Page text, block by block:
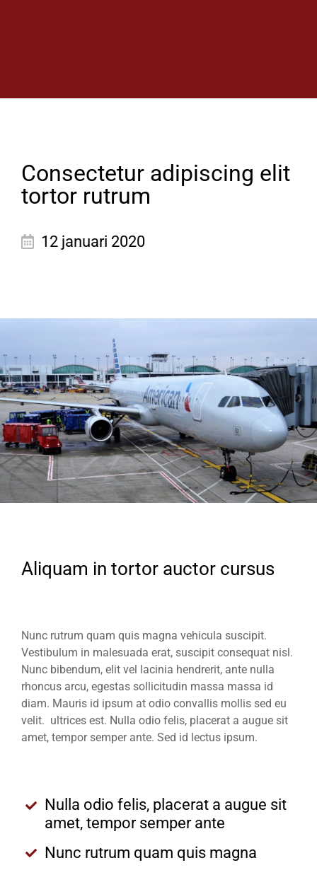
Consectetur adipiscing elit
tortor rutrum
12 januari 2020
Aliquam in tortor auctor cursus
Nunc rutrum quam quis magna vehicula suscipit.
Vestibulum in malesuada erat, suscipit consequat nisl.
Nunc bibendum, elit vel lacinia hendrerit, ante nulla
rhoncus arcu, egestas sollicitudin massa massa id
diam. Mauris id ipsum at odio convallis mollis sed eu
velit. ultrices est. Nulla odio felis, placerat a augue sit
amet, tempor semper ante. Sed id lectus ipsum.
Nulla odio felis, placerat a augue sit
amet, tempor semper ante
Nunc rutrum quam quis magna